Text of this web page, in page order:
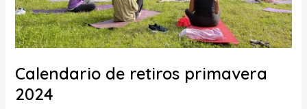
Calendario de retiros primavera
2024